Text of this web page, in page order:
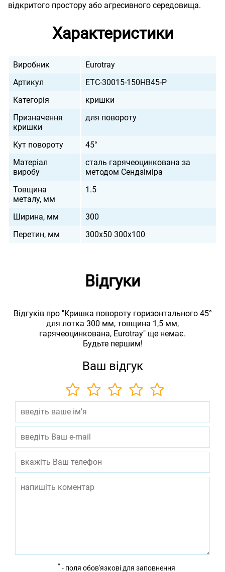
відкритого простору або агресивного середовища.
Характеристики
Виробник
Eurotray
Артикул
ETC-30015-150HB45-P
Категорія
кришки
Призначення
кришки
для повороту
Кут повороту
45°
Матеріал
виробу
сталь гарячеоцинкована за
методом Сендзіміра
Товщина
металу, мм
1.5
Ширина, мм
300
Перетин, мм
300х50 300х100
Відгуки
Відгуків про "Кришка повороту горизонтального 45°
для лотка 300 мм, товщина 1,5 мм,
гарячеоцинкована, Eurotray" ще немає.
Будьте першим!
Ваш відгук
* - поля обов'язкові для заповнення